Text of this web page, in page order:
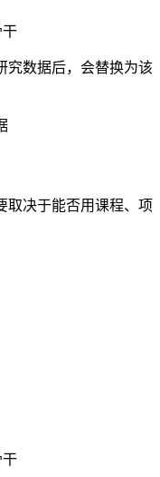
干
究数据后，会替换为该
取决于能否用课程、项
干